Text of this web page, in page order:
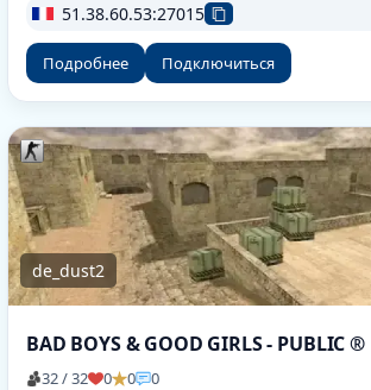
51.38.60.53:27015
Подробнее Подключиться
de_dust2
BAD BOYS & GOOD GIRLS - PUBLIC ®
32 / 32 0 0 0